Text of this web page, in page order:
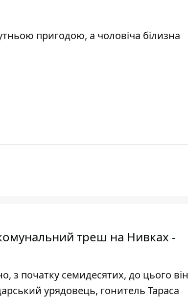
пригодою, а чоловіча білизна
треш на Нивках -
з початку семидесятих, до цього він
урядовець, гонитель Тараса